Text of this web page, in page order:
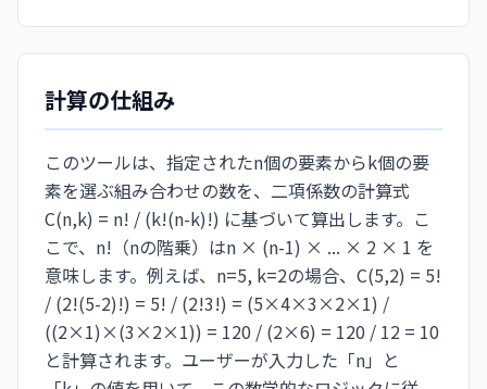
計算の仕組み
このツールは、指定されたn個の要素からk個の要
素を選ぶ組み合わせの数を、二項係数の計算式
C(n,k) = n! / (k!(n-k)!) に基づいて算出します。こ
こで、n!（nの階乗）はn × (n-1) × ... × 2 × 1 を
意味します。例えば、n=5, k=2の場合、C(5,2) = 5!
/ (2!(5-2)!) = 5! / (2!3!) = (5×4×3×2×1) /
((2×1)×(3×2×1)) = 120 / (2×6) = 120 / 12 = 10
と計算されます。ユーザーが入力した「n」と